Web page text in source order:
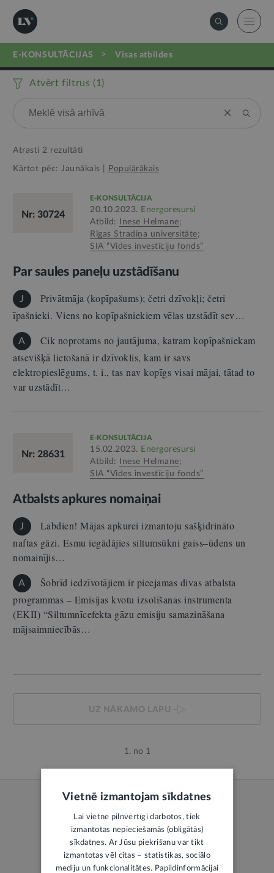
E-KONSULTĀCIJAS > visas atbildes
Atvērt filtrus (1 )
Atrasti 2 rezultāti
Kārtot pēc: Jaunākais Populārākais
Nr: 30724
E-KONSULTĀCIJA
20.10.2023. Energoresursi
Atbild:
Inese Helmane;
Rīgas Stradiņa universitāte;
SIA “Vides investīciju fonds”
Par saules paneļu uzstādīšanu
J
Privātmāja (kopīpašums); četri dzīvokļi; četri
īpašnieki. Viens no kopīpašniekiem vēlas uzstādīt sev…
A
Cik noprotams no jautājuma, katram kopīpašniekam
atsevišķā lietošanā ir dzīvoklis, kam ir savs
elektropieslēgums, t. i., tas nav kopīgs visai mājai, tātad to
var uzstādīt…
Nr: 28631
E-KONSULTĀCIJA
15.02.2023. Energoresursi
Atbild:
Inese Helmane;
SIA “Vides investīciju fonds”
Atbalsts apkures nomaiņai
J
Labdien! Mājas apkurei izmantoju sašķidrināto
naftas gāzi. Esmu iegādājies siltumsūkni gaiss–ūdens un
nomainījis…
A
Šobrīd iedzīvotājiem ir pieejamas divas atbalsta
programmas – Emisijas kvotu izsolīšanas instrumenta
(EKII) “Siltumnīcefekta gāzu emisiju samazināšana
mājsaimniecībās…
UZ NĀKAMO LAPU
1. no 1
LATVIJAS REPUBLIKAS TIESĪBU AKTI
Vietnē izmantojam sīkdatnes
Lai vietne pilnvērtīgi darbotos, tiek
izmantotas nepieciešamās (obligātās)
sīkdatnes. Ar Jūsu piekrišanu var tikt
izmantotas vēl citas – statistikas, sociālo
mediju un funkcionalitātes. Papildinformācijai